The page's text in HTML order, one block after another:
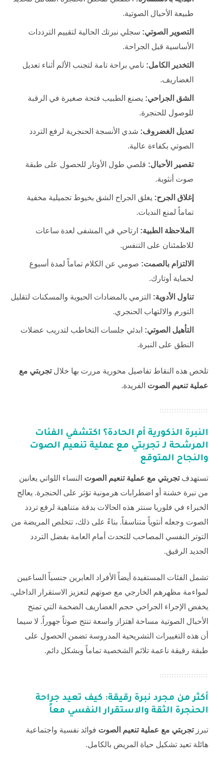
طبيعة الأحبال الصوتية.
التصوير الصوتي: سجلي نبرتك الحالية لتقييم الترددات
الأساسية قبل الجراحة.
التخدير الكامل: نامي براحة تامة لتجنب الألم أثناء تعديل
الغضاريف.
الشق الجراحي: يصنع الطبيب فتحة صغيرة في الرقبة
للوصول للحنجرة.
تعديل الغضروف: شدي الأنسجة الحنجرية لرفع التردد
الصوتي بكفاءة عالية.
تقصير الأحبال: قلصي طول الأوتار للحصول على طبقة
صوت أنثوية.
إغلاق الجرح: يغلق الجراح الشق بخيوط تجميلية مخفية
تماماً لمنع الندبات.
الملاحظة الطبية: ارتاحي في المشفى لعدة ساعات
للاطمئنان على التنفس.
الالتزام بالصمت: صومي عن الكلام تماماً لمدة أسبوع
لحماية أوتارك.
تناول الأدوية: التزمي بالمضادات الحيوية والمسكنات لتقليل
التورم والالتهاب الحنجري.
التأهيل الصوتي: ابدئي جلسات التخاطب لتدريب عضلات
النطق على النبرة.
تلخص هذه النقاط تفاصيل محورية مررت بها خلالتجربتي مع
عملية تنعيم الصوت الفريدة.
النبرة الذكورية أم الحادة؟ اكتشفي الفئات
المرشحة لـ تجربتي مع عملية تنعيم الصوت
والنجاح المتوقع
تستهدفتجربتي مع عملية تنعيم الصوت النساء اللواتي يعانين
من نبرة خشنة أو اضطرابات هرمونية تؤثر على الحنجرة. يعالج
الخبراء في فلوريا سنتر هذه الحالات بدقة متناهية لرفع تردد
الصوت وجعله أنثوياً متناسقاً. بناءً على ذلك، تتخلص المريضة من
التوتر النفسي المصاحب للتحدث أمام العامة بفضل التردد
الجديد الرقيق.
تشمل الفئات المستفيدة أيضاً الأفراد العابرين جنسياً الساعيين
لمواءمة مظهرهم الخارجي مع صوتهم لتعزيز الاستقرار الداخلي.
يخفض الإجراء الجراحي حجم الغضاريف الضخمة التي تمنح
الأحبال الصوتية مساحة اهتزاز واسعة تنتج صوتاً جهوراً. لا سيما
أن هذه التغييرات التشريحية المدروسة تضمن الحصول على
طبقة رقيقة ناعمة تلائم الشخصية تماماً وبشكل دائم.
أكثر من مجرد نبرة رقيقة: كيف تعيد جراحة
الحنجرة الثقة والاستقرار النفسي معاً
تبرزتجربتي مع عملية تنعيم الصوت فوائد نفسية واجتماعية
هائلة تعيد تشكيل حياة المريض بالكامل.